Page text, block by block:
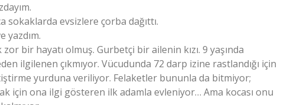
sokaklarda evsizlere çorba dağıttı.
yazdım.
bir hayatı olmuş. Gurbetçi bir ailenin kızı. 9 yaşında
ilgilenen çıkmıyor. Vücudunda 72 darp izine rastlandığı için
yurduna veriliyor. Felaketler bununla da bitmiyor;
için ona ilgi gösteren ilk adamla evleniyor… Ama kocası onu